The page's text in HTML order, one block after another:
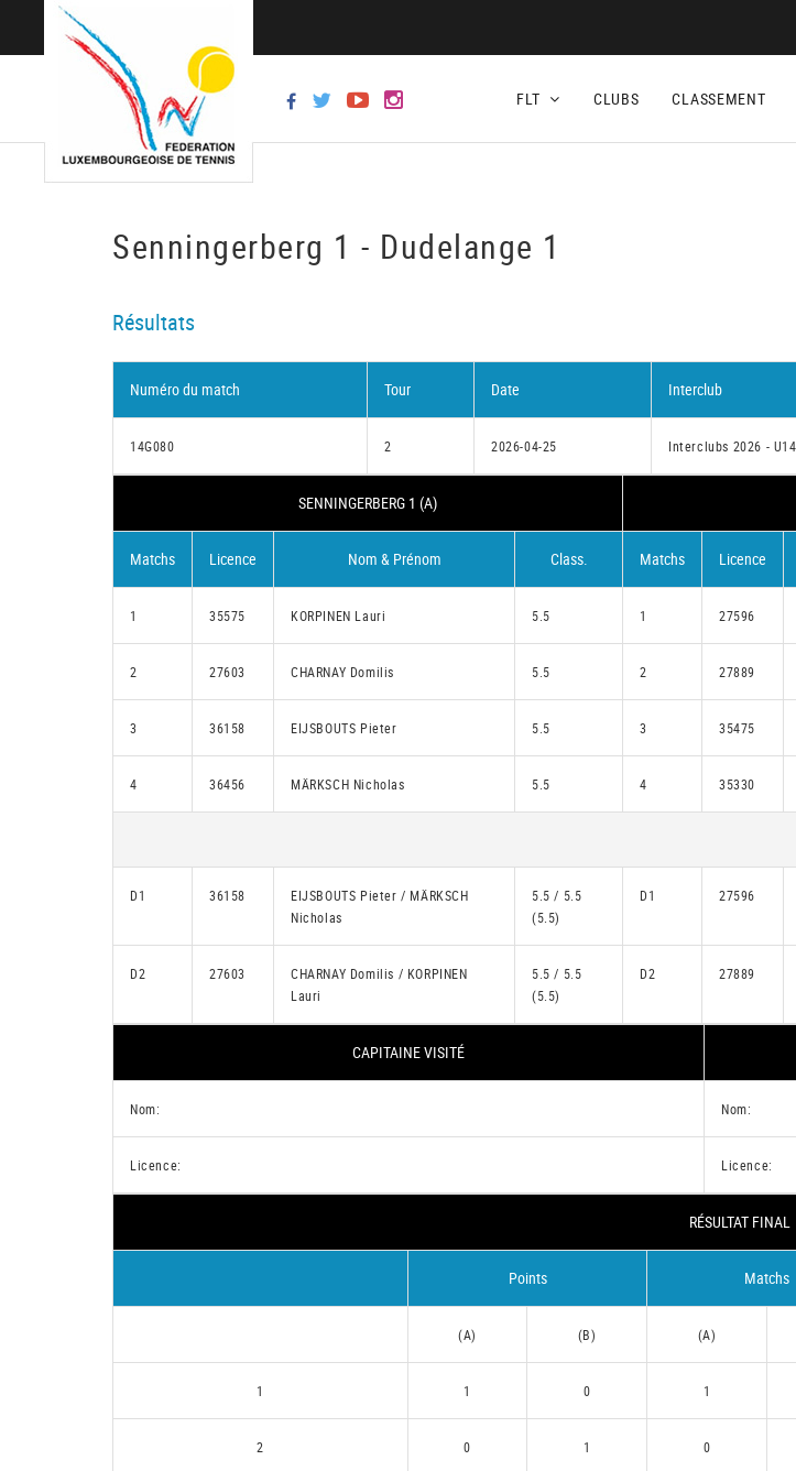
FLT CLUBS CLASSEMENT
Senningerberg 1 - Dudelange 1
Résultats
Numéro du match Tour Date Interclub
14G080 2 2026-04-25 Interclubs 2026 -
SENNINGERBERG 1 (A)
Matchs Licence Nom & Prénom Class. Matchs Licence
1 35575 KORPINEN Lauri 5.5 1 27596
2 27603 CHARNAY Domilis 5.5 2 27889
3 36158 EIJSBOUTS Pieter 5.5 3 35475
4 36456 MÄRKSCH Nicholas 5.5 4 35330
D1 36158
EIJSBOUTS Pieter / MÄRKSCH
Nicholas
5.5 / 5.5
(5.5)
D1 27596
D2 27603
CHARNAY Domilis / KORPINEN
Lauri
5.5 / 5.5
(5.5)
D2 27889
CAPITAINE VISITÉ
Nom: Nom:
Licence: Licence:
RÉSULTAT FINAL
Points Matchs
(A) (B) (A)
1 1 0 1
2 0 1 0